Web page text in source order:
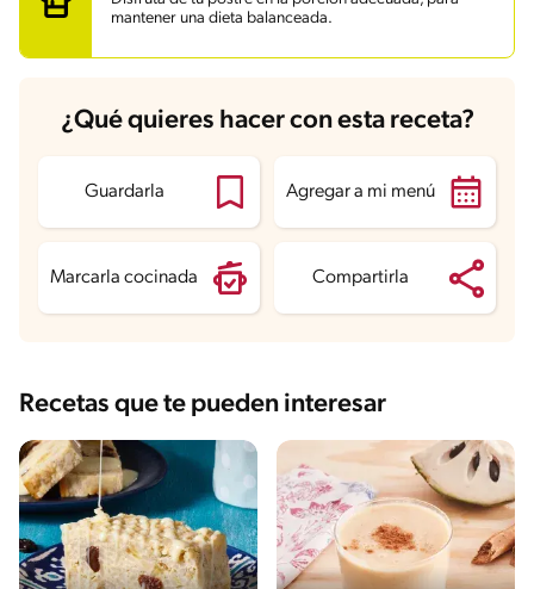
Grasas 5.2 g
Azúcares
mantener una dieta balanceada.
¿Qué quieres hacer con esta receta?
Guardarla Agregar a mi menú
Marcarla cocinada Compartirla
Recetas que te pueden interesar